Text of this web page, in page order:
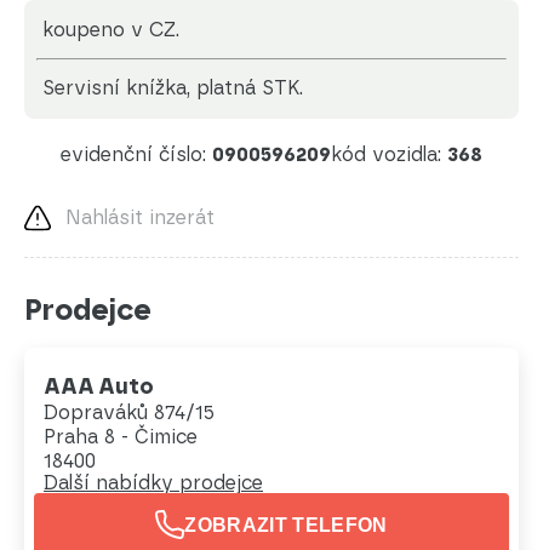
koupeno v CZ.
servisní knížka, platná STK.
evidenční číslo: 0900596209 kód vozidla: 368
Nahlásit inzerát
Prodejce
AAA Auto
Dopraváků 874/15
Praha 8 - Čimice
18400
Další nabídky prodejce
ZOBRAZIT TELEFON